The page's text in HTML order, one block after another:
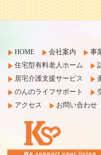
HOME 会社案内 事
住宅型有料老人ホーム
居宅介護支援サービス
のんのライフサポート
アクセス
お問い合わせ